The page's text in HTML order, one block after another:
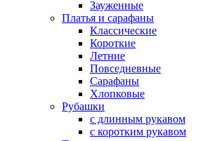
Зауженные
Платья и сарафаны
Классические
Короткие
Летние
Повседневные
Сарафаны
Хлопковые
Рубашки
с длинным рукавом
с коротким рукавом